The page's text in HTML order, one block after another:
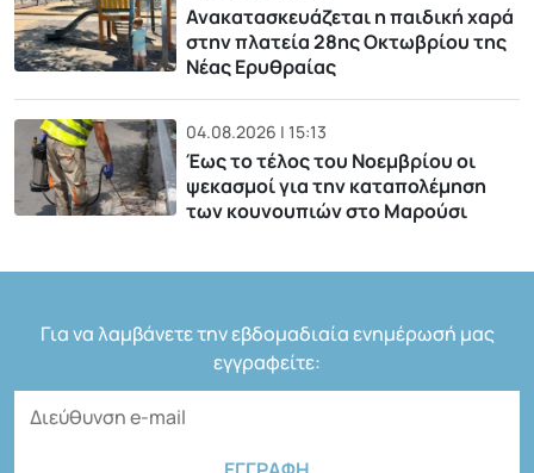
Ανακατασκευάζεται η παιδική χαρά
στην πλατεία 28ης Οκτωβρίου της
Νέας Ερυθραίας
04.08.2026 | 15:13
Έως το τέλος του Νοεμβρίου οι
ψεκασμοί για την καταπολέμηση
των κουνουπιών στο Μαρούσι
Για να λαμβάνετε την εβδομαδιαία ενημέρωσή μας
εγγραφείτε: